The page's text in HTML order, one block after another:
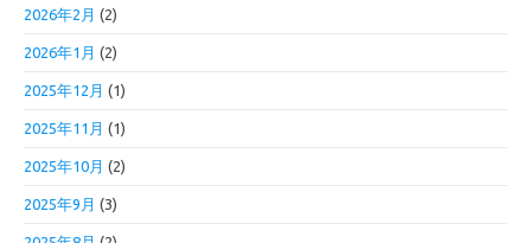
2026年2月 (2)
2026年1月 (2)
2025年12月 (1)
2025年11月 (1)
2025年10月 (2)
2025年9月 (3)